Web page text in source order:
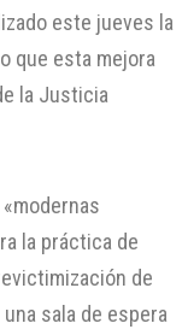
este jueves la
que esta mejora
la Justicia
la práctica de
de
sala de espera